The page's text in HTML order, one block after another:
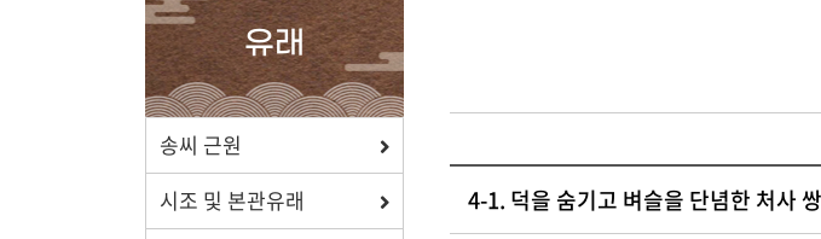
포상/장학
효행 정신과 숭조돈종의 사상이
투철한 장학생을 지원합니다.
· 쌍청당상
유래
송씨 근원
시조 및 본관유래
4-1. 덕을 숨기고 벼슬을 단념한 처사